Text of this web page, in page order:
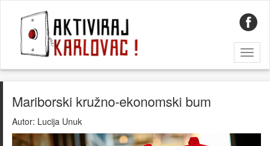
Mariborski kružno-ekonomski bum
Autor: Lucija Unuk